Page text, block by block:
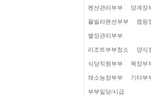
펜션관리부부 양계장
플빌라펜션부부 캠핑
별장관리부부
리조트부부청소 양식
식당직원부부 목장부
채소농장부부 기타부
부부일당/시급